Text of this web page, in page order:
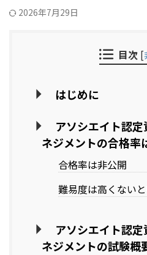
2026年7月29日
目次 [
はじめに
アソシエイト認
ネジメントの合格率
合格率は非公開
難易度は高くない
アソシエイト認
ネジメントの試験概